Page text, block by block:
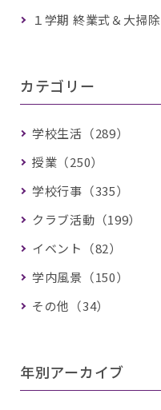
１学期 終業式＆大掃除
カテゴリー
学校生活（289）
授業（250）
学校行事（335）
クラブ活動（199）
イベント（82）
学内風景（150）
その他（34）
年別アーカイブ